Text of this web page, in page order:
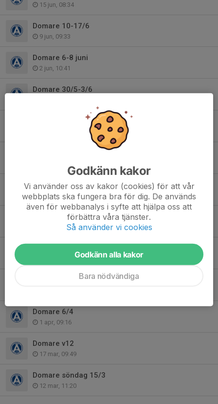
15 jun, 08:34
Domare 10-17/6
9 jun, 09:33
Domare 6-8 juni
2 jun, 10:41
Domare 30/5-3/6
Domare 23-24/5
Domare 9-10/5
5 maj, 14:13
Domare 2/5-7/5
28 apr, 09:49
Domare 6/4
1 apr, 09:16
Domare v12
17 mar, 09:49
Domare söndag 15/3
12 mar, 11:20
Godkänn kakor
Vi använder oss av kakor (cookies) för att vår
webbplats ska fungera bra för dig. De används
även för webbanalys i syfte att hjälpa oss att
förbättra våra tjänster.
Så använder vi cookies
Godkänn alla kakor
Bara nödvändiga